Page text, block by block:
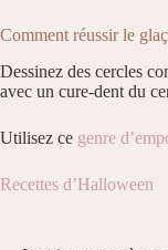
Comment réussir le
Dessinez des cercles
avec un cure-dent du
Utilisez ce genre
Recettes d’Halloween